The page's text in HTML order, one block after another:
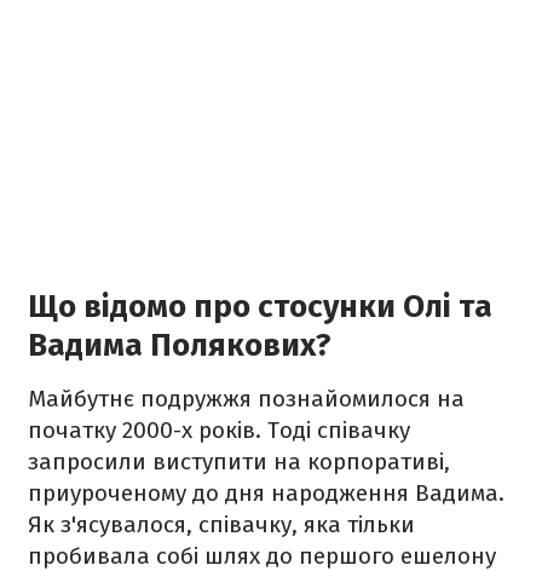
Що відомо про стосунки Олі та
Вадима Полякових?
Майбутнє подружжя познайомилося на
початку 2000-х років. Тоді співачку
запросили виступити на корпоративі,
приуроченому до дня народження Вадима.
Як з'ясувалося, співачку, яка тільки
пробивала собі шлях до першого ешелону